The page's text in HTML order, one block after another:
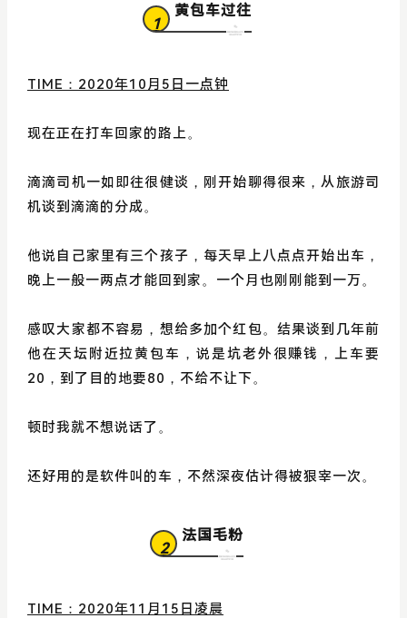
黄包车过往
1
TIME：2020年10月5日一点钟
现在正在打车回家的路上。
滴滴司机一如即往很健谈，刚开始聊得很来，从旅游司
机谈到滴滴的分成。
他说自己家里有三个孩子，每天早上八点点开始出车，
晚上一般一两点才能回到家。一个月也刚刚能到一万。
感叹大家都不容易，想给多加个红包。结果谈到几年前
他在天坛附近拉黄包车，说是坑老外很赚钱，上车要
20，到了目的地要80，不给不让下。
顿时我就不想说话了。
还好用的是软件叫的车，不然深夜估计得被狠宰一次。
法国毛粉
2
TIME：2020年11月15日凌晨